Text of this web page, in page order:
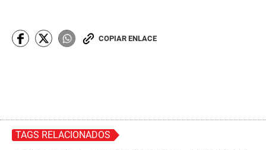
COPIAR ENLACE
TAGS RELACIONADOS